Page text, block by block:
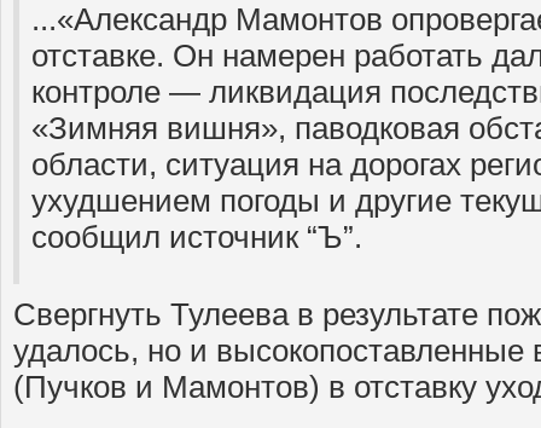
...«Александр Мамонтов
отставке. Он намерен работать
контроле — ликвидация
«Зимняя вишня», паводковая
области, ситуация на дорогах
ухудшением погоды и другие
сообщил источник “Ъ”.
Свергнуть Тулеева в результате
удалось, но и высокопоставленные
(Пучков и Мамонтов) в отставку